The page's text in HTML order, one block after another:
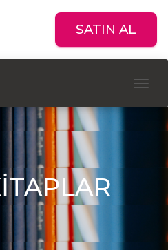
SATIN AL